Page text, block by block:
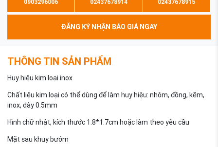
0903296006
02437678914
02437678915
ĐĂNG KÝ NHẬN BÁO GIÁ NGAY
THÔNG TIN SẢN PHẨM
Huy hiệu kim loại inox
Chất liệu kim loại có thể dùng để làm huy hiệu: nhôm, đồng, kẽm,
inox, dày 0.5mm
Hình chữ nhật, kích thước 1.8*1.7cm hoặc làm theo yêu cầu
Mặt sau khuy bướm